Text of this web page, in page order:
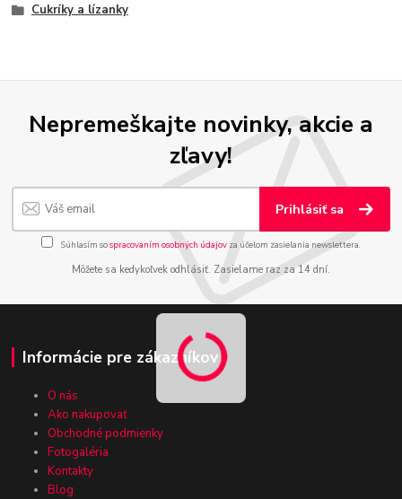
Cukríky a lízanky
Nepremeškajte novinky, akcie a
zľavy!
Prihlásiť sa
Súhlasím sospracovaním osobných údajov za účelom zasielania newslettera.
Môžete sa kedykoľvek odhlásiť. Zasielame raz za 14 dní.
Informácie pre zákazníkov
O nás
Ako nakupovať
Obchodné podmienky
Fotogaléria
Kontakty
Blog